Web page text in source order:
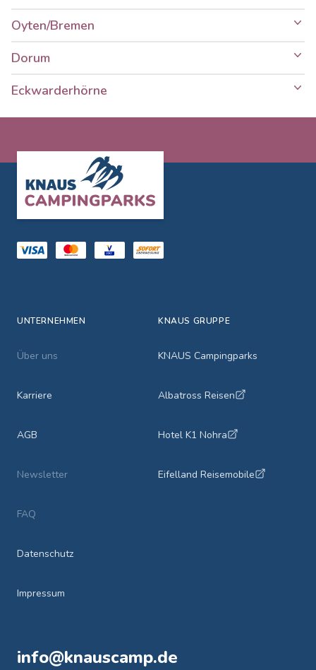
Oyten/Bremen
Dorum
Eckwarderhörne
UNTERNEHMEN
Über uns
Karriere
AGB
Newsletter
FAQ
Datenschutz
Impressum
KNAUS GRUPPE
KNAUS Campingparks
Albatross Reisen
Hotel K1 Nohra
Eifelland Reisemobile
info@knauscamp.de